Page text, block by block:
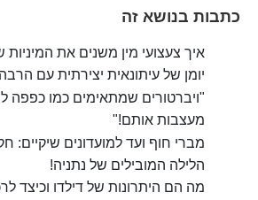
כתבות בנושא זה
איך צעצועי מין משנים את
יומן של עיתונאית יצירתית עם
"ויברטורים שמתאימים כמו כפפה
מעצבות אותם!"
הלילה המובילים של נתניה!
מה הם היתרונות של דילדו וכיצד